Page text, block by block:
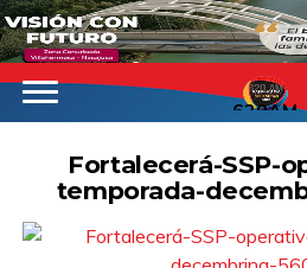
620AM
Fortalecerá-SSP-
temporada-